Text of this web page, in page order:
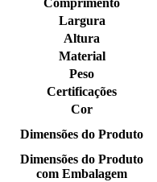
Comprimento
Largura
Altura
Material
Peso
Certificações
Cor
Dimensões do Produto
Dimensões do Produto
com Embalagem